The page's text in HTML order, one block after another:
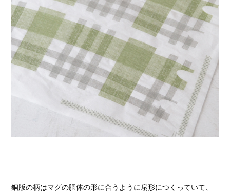
銅版の柄はマグの胴体の形に合うように扇形につくっていて、